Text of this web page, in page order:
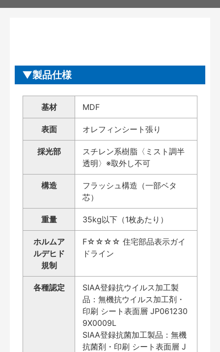
製品仕様
基材 MDF
表面 オレフィンシート張り
採光部
スチレン系樹脂〈ミスト調半
透明〉※取外し不可
構造
フラッシュ構造（一部ベタ
芯）
重量 35kg以下（1枚あたり）
ホルムア
ルデヒド
規制
F☆☆☆☆ 住宅部品表示ガイ
ドライン
各種認定
SIAA登録抗ウイルス加工製
品：無機抗ウイルス加工剤・
印刷 シート表面層 JP061230
9X0009L
SIAA登録抗菌加工製品：無機
抗菌剤・印刷 シート表面層 J